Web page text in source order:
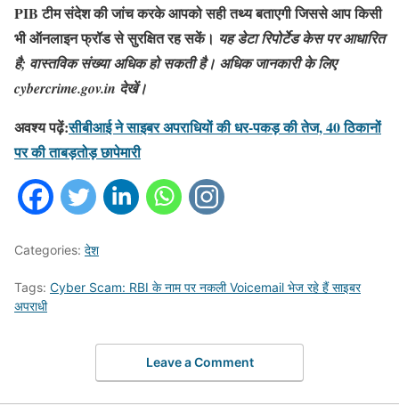
PIB टीम संदेश की जांच करके आपको सही तथ्य बताएगी जिससे आप किसी
भी ऑनलाइन फ्रॉड से सुरक्षित रह सकें। यह डेटा रिपोर्टेड केस पर आधारित
है; वास्तविक संख्या अधिक हो सकती है। अधिक जानकारी के लिए
cybercrime.gov.in देखें।
अवश्य पढ़ें:सीबीआई ने साइबर अपराधियों की धर-पकड़ की तेज, 40 ठिकानों
पर की ताबड़तोड़ छापेमारी
Categories: देश
Tags: Cyber Scam: RBI के नाम पर नकली Voicemail भेज रहे हैं साइबर
अपराधी
Leave a Comment